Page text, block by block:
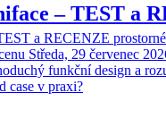
– TEST a
a RECENZE
Středa, 29 červenec
funkční design a
case v praxi?